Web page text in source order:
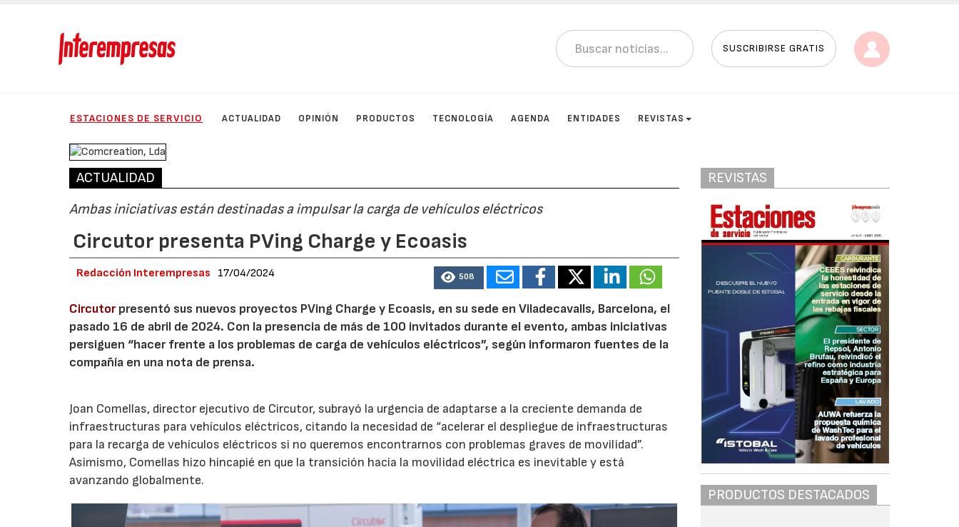
SUSCRIBIRSE GRATIS
ESTACIONES DE SERVICIO ACTUALIDAD OPINIÓN PRODUCTOS TECNOLOGÍA AGENDA ENTIDADES REVISTAS
ACTUALIDAD
Ambas iniciativas están destinadas a impulsar la carga de vehículos eléctricos
Circutor presenta PVing Charge y Ecoasis
Redacción Interempresas 17/04/2024 508
Circutorpresentó sus nuevos proyectos PVing Charge y Ecoasis, en su sede en Viladecavalls, Barcelona, el
pasado 16 de abril de 2024. Con la presencia de más de 100 invitados durante el evento, ambas iniciativas
persiguen “hacer frente a los problemas de carga de vehículos eléctricos”, según informaron fuentes de la
compañía en una nota de prensa.
Joan Comellas, director ejecutivo de Circutor, subrayó la urgencia de adaptarse a la creciente demanda de
infraestructuras para vehículos eléctricos, citando la necesidad de “acelerar el despliegue de infraestructuras
para la recarga de vehículos eléctricos si no queremos encontrarnos con problemas graves de movilidad”.
Asimismo, Comellas hizo hincapié en que la transición hacia la movilidad eléctrica es inevitable y está
avanzando globalmente.
REVISTAS
PRODUCTOS DESTACADOS